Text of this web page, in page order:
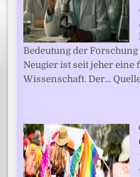
Bedeutung der
Neugier ist seit jeher
Wissenschaft. Der...